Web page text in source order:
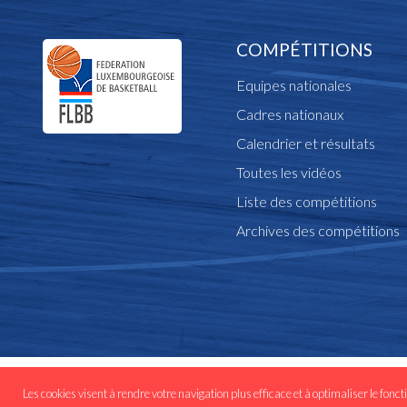
COMPÉTITIONS
Equipes nationales
Cadres nationaux
Calendrier et résultats
Toutes les vidéos
Liste des compétitions
Archives des compétitions
© Copyright flbb.lu -
Les cookies visent à rendre votre navigation plus efficace et à optimaliser le